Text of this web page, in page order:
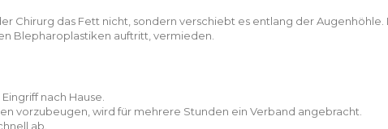
Chirurg das Fett nicht, sondern verschiebt es entlang der
Blepharoplastiken auftritt, vermieden.
nach Hause.
vorzubeugen, wird für mehrere Stunden ein Verband angebracht.
ab.